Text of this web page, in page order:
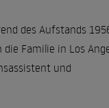
des Aufstands
Familie in Los
und